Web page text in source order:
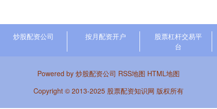
炒股配资公司 按月配资开户
股票杠杆交易平
台
Powered by 炒股配资公司 RSS地图 HTML地图
Copyright © 2013-2025 股票配资知识网 版权所有